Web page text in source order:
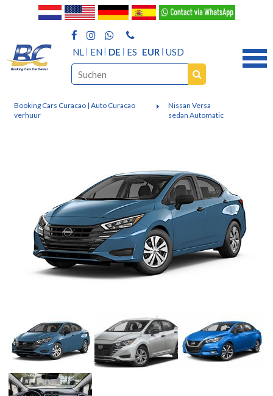
NL EN DE ES EUR USD
Booking Cars Curacao | Auto Curacao
verhuur
Nissan Versa
sedan Automatic